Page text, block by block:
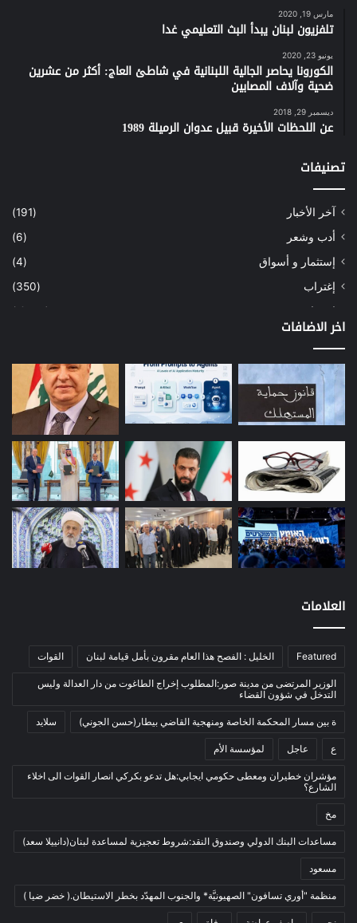
مارس 19, 2020
تلفزيون لبنان يبدأ البث التعليمي غدا
يونيو 23, 2020
الكورونا يحاصر الجالية اللبنانية في شاطئ العاج: أكثر من عشرين
ضحية وآلاف المصابين
ديسمبر 29, 2018
عن اللحظات الأخيرة قبيل عدوان الرميلة 1989
تصنيفات
آخر الأخبار
(191)
أدب وشعر
(6)
إستثمار و أسواق
(4)
إغتراب
(350)
إقتصاد
(1٬040)
إعمار
(3)
بيئة
(16)
دراسة
(24)
(12)
مصارف
(168)
معادن
(1)
موازنة
(4)
نفط
(91)
اتصالات
(26)
الرئيسية
العالم العربي
المحكمة الخاصة
بيئة
أدب وشعر
إعلام
بروفايل
في مثل هذا اليوم
(79)
اخر الاضافات
العلامات
Featured الخليل : الفصح هذا العام مقرون بأمل قيامة لبنان القوات
الوزير المرتضى من مدينة صور:المطلوب إخراج الطاغوت من دار العدالة وليس
التدخل في شؤون القضاء
ة بين مسار المحكمة الخاصة ومنهجية القاضي بيطار(حسن الجوني) سلايد
ع عاجل لمؤسسة الأم
مؤشران خطيران ومعطى حكومي ايجابي:هل تدعو بكركي انصار القوات الى اخلاء
الشارع؟
مخ
مساعدات البنك الدولي وصندوق النقد:شروط تعجيزية لمساعدة لبنان(دانييلا سعد)
مسعود
منظمة "أوري تسافون" الصهيونيَّة* والجنوب المهدّد بخطر الاستيطان.( خضر ضيا )